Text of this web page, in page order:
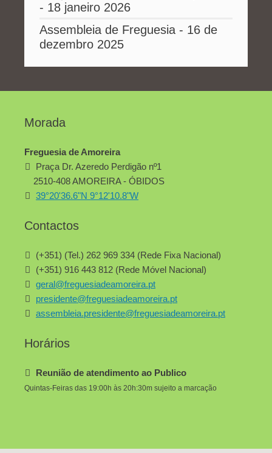
- 18 janeiro 2026
Assembleia de Freguesia - 16 de
dezembro 2025
Morada
Freguesia de Amoreira
Praça Dr. Azeredo Perdigão nº1
2510-408 AMOREIRA - ÓBIDOS
39°20'36.6"N 9°12'10.8"W
Contactos
(+351) (Tel.) 262 969 334 (Rede Fixa Nacional)
(+351) 916 443 812 (Rede Móvel Nacional)
geral@freguesiadeamoreira.pt
presidente@freguesiadeamoreira.pt
assembleia.presidente@freguesiadeamoreira.pt
Horários
Reunião de atendimento ao Publico
Quintas-Feiras das 19:00h às 20h:30m sujeito a marcação